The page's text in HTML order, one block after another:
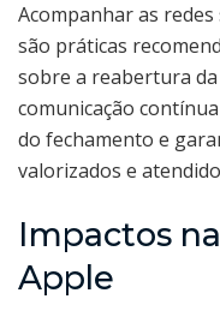
Acompanhar as
são práticas
sobre a reabertura
comunicação
do fechamento e
valorizados e
Impactos
Apple